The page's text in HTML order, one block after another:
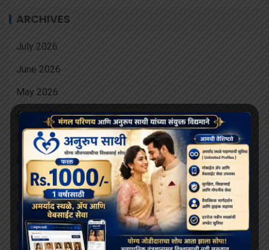
ARCHIVES
July 2026
June 2026
May 2026
April 2026
March 2026
February 2026
January 2026
December 2025
November 2025